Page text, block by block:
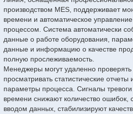
производством MES, поддерживает
времени и автоматическое
процессом. Система автоматически
данные о работе оборудования,
данные и информацию о качестве
полную прослеживаемость.
Менеджеры могут удаленно проверять
просматривать статистические отчеты
параметры процесса. Сигналы
времени снижают количество ошибок,
вводом данных, стабилизируют